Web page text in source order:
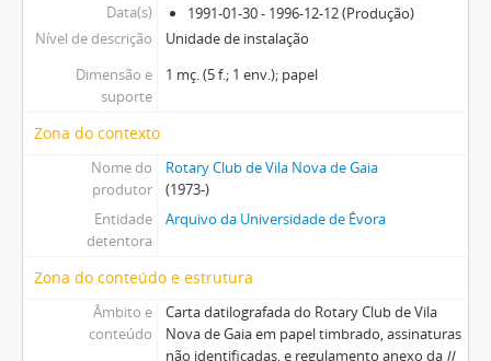
Data(s)
1991-01-30 - 1996-12-12 (Produção)
Nível de descrição
Unidade de instalação
Dimensão e
suporte
1 mç. (5 f.; 1 env.); papel
Zona do contexto
Nome do
produtor
Rotary Club de Vila Nova de Gaia
(1973-)
Entidade
detentora
Arquivo da Universidade de Évora
Zona do conteúdo e estrutura
Âmbito e
conteúdo
Carta datilografada do Rotary Club de Vila
Nova de Gaia em papel timbrado, assinaturas
não identificadas, e regulamento anexo da II